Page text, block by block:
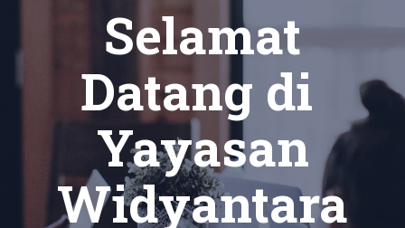
Selamat
Datang di
Yayasan
Widyantara